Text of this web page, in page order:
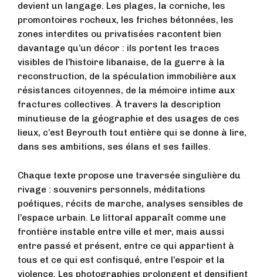
devient un langage. Les plages, la corniche, les
promontoires rocheux, les friches bétonnées, les
zones interdites ou privatisées racontent bien
davantage qu’un décor : ils portent les traces
visibles de l’histoire libanaise, de la guerre à la
reconstruction, de la spéculation immobilière aux
résistances citoyennes, de la mémoire intime aux
fractures collectives. À travers la description
minutieuse de la géographie et des usages de ces
lieux, c’est Beyrouth tout entière qui se donne à lire,
dans ses ambitions, ses élans et ses failles.
Chaque texte propose une traversée singulière du
rivage : souvenirs personnels, méditations
poétiques, récits de marche, analyses sensibles de
l’espace urbain. Le littoral apparaît comme une
frontière instable entre ville et mer, mais aussi
entre passé et présent, entre ce qui appartient à
tous et ce qui est confisqué, entre l’espoir et la
violence. Les photographies prolongent et densifient